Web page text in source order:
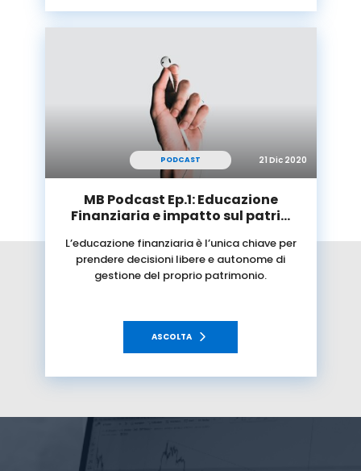
PODCAST 21 Dic 2020
MB Podcast Ep.1: Educazione
Finanziaria e impatto sul patri…
L’educazione finanziaria è l’unica chiave per
prendere decisioni libere e autonome di
gestione del proprio patrimonio.
ASCOLTA